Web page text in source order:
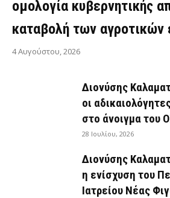
ομολογία κυβερνητικής
καταβολή των αγροτικών
4 Αυγούστου, 2026
Διονύσης
οι
στο άνοιγμα του
28 Ιουλίου, 2026
Διονύσης
η ενίσχυση του
Ιατρείου Νέας